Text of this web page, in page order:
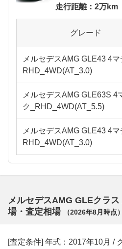
走行距離：2万km
グレード
メルセデスAMG GLE43 4マ
RHD_4WD(AT_3.0)
メルセデスAMG GLE63S 4
ク_RHD_4WD(AT_5.5)
メルセデスAMG GLE43 4マ
RHD_4WD(AT_3.0)
メルセデスAMG GLEクラ
場・査定相場
（2026年8月 時点）
[査定条件] 年式：2017年10月 /